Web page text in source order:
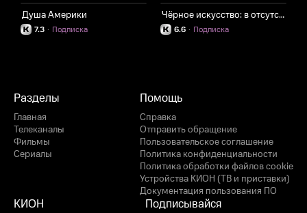
Душа Америки
7.3 Подписка
·
Чёрное искусство: в отсутствие света
6.6 Подписка
·
Разделы
Главная
Телеканалы
Фильмы
Сериалы
Помощь
Справка
Отправить обращение
Пользовательское соглашение
Политика конфиденциальности
Политика обработки файлов cookie
Устройства КИОН (ТВ и приставки)
Документация пользования ПО
КИОН Подписывайся